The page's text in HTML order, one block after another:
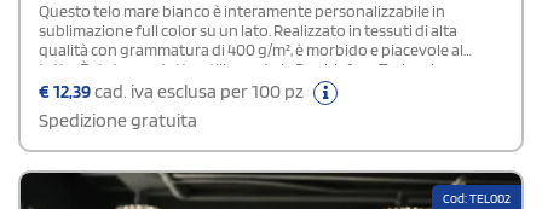
Questo telo mare bianco è interamente personalizzabile in
sublimazione full color su un lato. Realizzato in tessuti di alta
qualità con grammatura di 400 g/m², è morbido e piacevole al
tatto. È stato prodotto utilizzando la Doubleface Technology con
un lato in cotone e un altro in poliestere riciclato. La
personalizzazione avviene sul lato in R-Pet. Rappresenta un
asciugamano per le tue giornate al mare o per le sedute fisiche in
palestra. Le dimensioni sono di 80x160. Decidi i colori e trasforma il
tuo telo mare in un accessorio assolutamente innovativo.
€12,39cad. iva esclusa per 100 pz
Spedizione gratuita
Cod: TEL002